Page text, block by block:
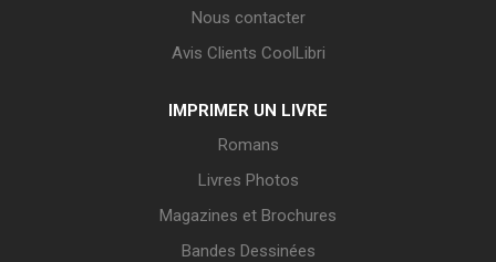
Nous contacter
Avis Clients CoolLibri
IMPRIMER UN LIVRE
Romans
Livres Photos
Magazines et Brochures
Bandes Dessinées